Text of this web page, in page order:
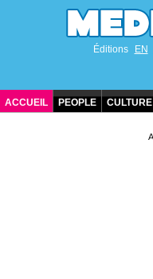
Éditions EN
ACCUEIL PEOPLE CULTURE